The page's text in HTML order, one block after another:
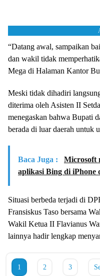
“Datang awal, sampaikan
dan wakil tidak
Mega di Halaman Kantor
Meski tidak dihadiri
diterima oleh Asisten II
menegaskan bahwa Bupati
berada di luar daerah untuk
Baca Juga :
Microsoft
aplikasi Bing di iPhone
Situasi berbeda terjadi di
Fransiskus Taso bersama
Wakil Ketua II Flavianus
lainnya hadir lengkap
1 2 3